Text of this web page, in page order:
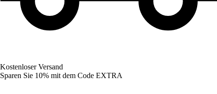
Kostenloser Versand
Sparen Sie 10% mit dem Code EXTRA